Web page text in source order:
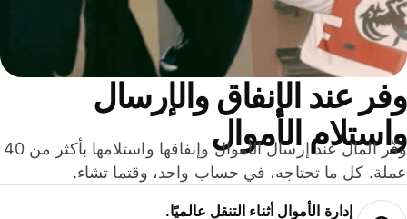
عند الإنفاق والإرسال
الأموال
وفّر المال عند إرسال الأموال وإنفاقها واستلامها بأكثر من 40
كل ما تحتاجه، في حساب واحد، وقتما تشاء.
إدارة الأموال أثناء التنقل عالميًا.